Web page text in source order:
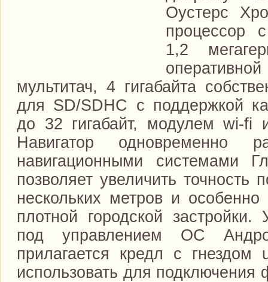
Оустерс
процессор
1,2
мультитач, 4 гигабайта
для SD/SDHC с поддержкой
до 32 гигабайт, модулем wi-fi
Навигатор одновременно
навигационными системами
позволяет увеличить точность
нескольких метров и
плотной городской застройки.
под управлением ОС
прилагается кредл с
использовать для